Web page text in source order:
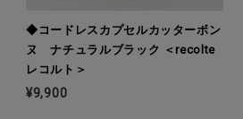
◆コードレスカプセルカッターボン
ヌ ナチュラルブラック ＜recolte
レコルト＞
¥9,900